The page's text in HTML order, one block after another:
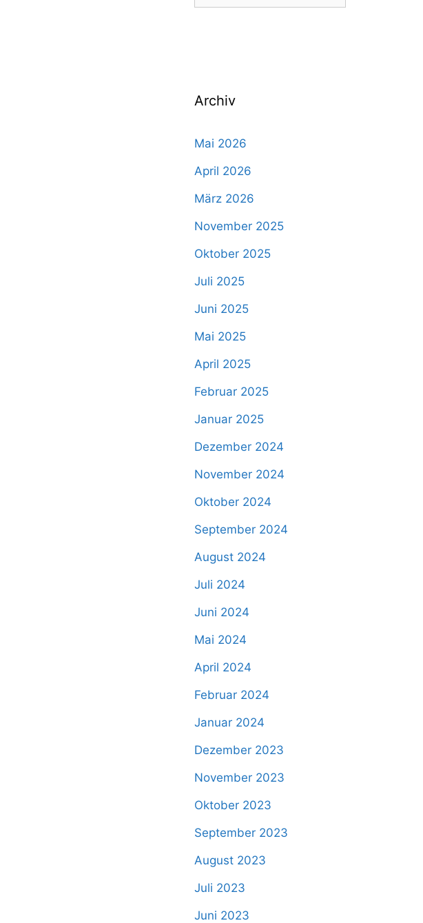
nach:
Archiv
Mai 2026
April 2026
März 2026
November 2025
Oktober 2025
Juli 2025
Juni 2025
Mai 2025
April 2025
Februar 2025
Januar 2025
Dezember 2024
November 2024
Oktober 2024
September 2024
August 2024
Juli 2024
Juni 2024
Mai 2024
April 2024
Februar 2024
Januar 2024
Dezember 2023
November 2023
Oktober 2023
September 2023
August 2023
Juli 2023
Juni 2023